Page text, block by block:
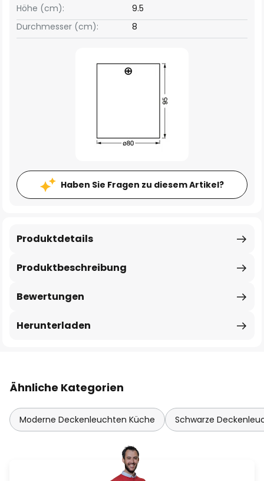
Höhe (cm):
9.5
Durchmesser (cm):
8
Haben Sie Fragen zu diesem Artikel?
Produktbeschreibung
Produktdetails
Bewertungen
Herunterladen
Ähnliche Kategorien
Moderne Deckenleuchten Küche Schwarze